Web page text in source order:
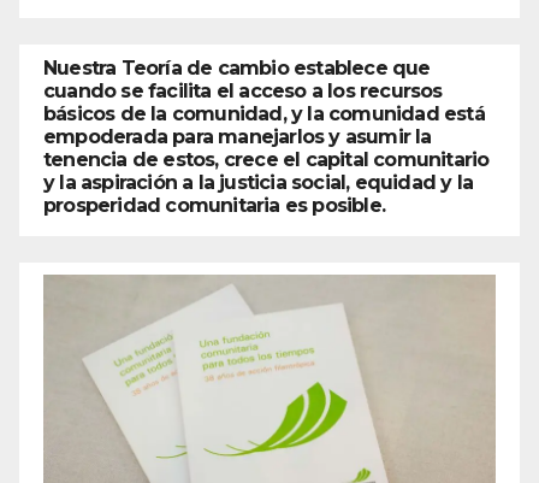
Nuestra Teoría de cambio establece que
cuando se facilita el acceso a los recursos
básicos de la comunidad, y la comunidad está
empoderada para manejarlos y asumir la
tenencia de estos, crece el capital comunitario
y la aspiración a la justicia social, equidad y la
prosperidad comunitaria es posible.